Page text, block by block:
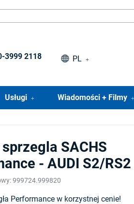
3999 2118 PL
Usługi Wiadomości + Filmy
SACHS
- AUDI S2/RS2
999724.999820
Performance w korzystnej cenie!